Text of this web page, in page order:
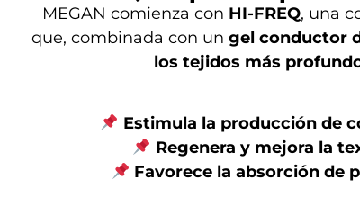
MEGAN comienza con HI-FREQ, una
que, combinada con ungel conductor
los tejidos más
Estimula la producción de
Regenera y mejora la
Favorece la absorción de